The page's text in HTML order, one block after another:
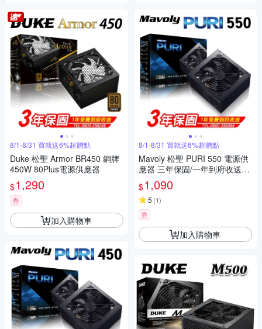
8/1-8/31 買就送6%超贈點
Duke 松聖 Armor BR450 銅牌
450W 80Plus電源供應器
$1,290
券
加入購物車
8/1-8/31 買就送6%超贈點
Mavoly 松聖 PURI 550 電源供
應器 三年保固/一年到府收送換
新
$1,090
5 (1)
券
加入購物車